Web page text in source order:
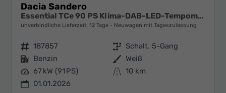
Dacia Sandero
Essential TCe 90 PS Klima-DAB-LED-Tempomat-Limiter-sofort
unverbindliche Lieferzeit: 12 Tage Neuwagen mit Tageszulassung
Fahrzeugnr. 187857 Getriebe Schalt. 5-Gang
Kraftstoff Benzin Außenfarbe Weiß
Leistung 67 kW (91 PS) Kilometerstand 10 km
01.01.2026